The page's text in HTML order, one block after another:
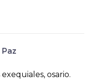
osario.